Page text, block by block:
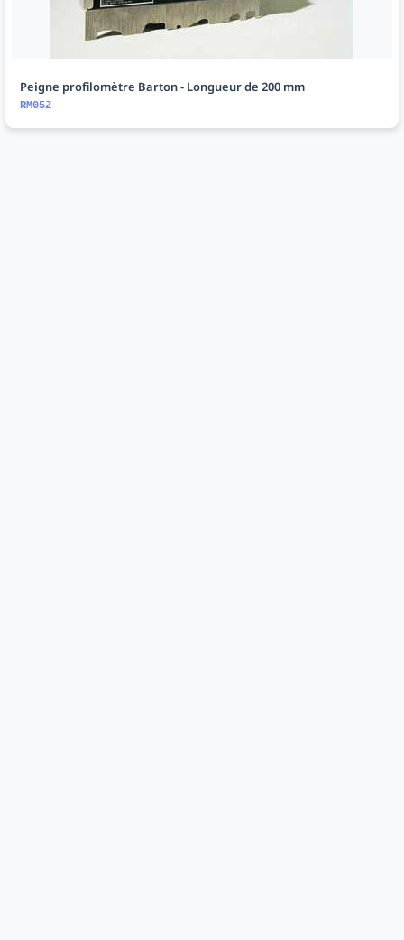
Peigne profilomètre Barton - Longueur de 200 mm
RM052